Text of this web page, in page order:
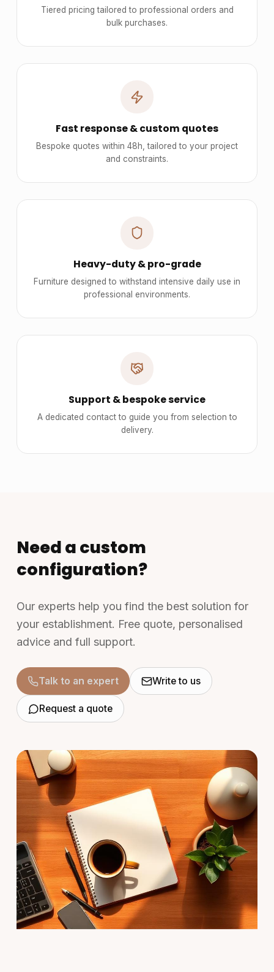
Tiered pricing tailored to professional orders and
bulk purchases.
Fast response & custom quotes
Bespoke quotes within 48h, tailored to your project
and constraints.
Heavy-duty & pro-grade
Furniture designed to withstand intensive daily use in
professional environments.
Support & bespoke service
A dedicated contact to guide you from selection to
delivery.
Need a custom
configuration?
Our experts help you find the best solution for
your establishment. Free quote, personalised
advice and full support.
Talk to an expert Write to us
Request a quote